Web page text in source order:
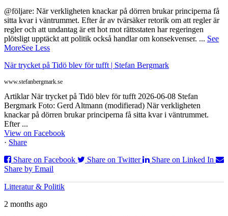
@följare: När verkligheten knackar på dörren brukar principerna få
sitta kvar i väntrummet. Efter år av tvärsäker retorik om att regler är
regler och att undantag är ett hot mot rättsstaten har regeringen
plötsligt upptäckt att politik också handlar om konsekvenser. ... See
MoreSee Less
När trycket på Tidö blev för tufft | Stefan Bergmark
www.stefanbergmark.se
Artiklar När trycket på Tidö blev för tufft 2026-06-08 Stefan
Bergmark Foto: Gerd Altmann (modifierad) När verkligheten
knackar på dörren brukar principerna få sitta kvar i väntrummet.
Efter ...
View on Facebook
· Share
Share on Facebook
Share on Twitter
Share on Linked In
Share by Email
Litteratur & Politik
2 months ago